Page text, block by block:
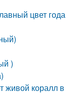
цвет года
)
живой коралл в